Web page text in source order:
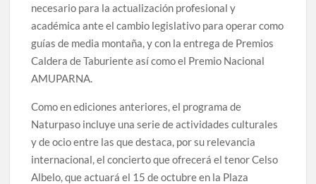
necesario para la actualización profesional y
académica ante el cambio legislativo para operar como
guías de media montaña, y con la entrega de Premios
Caldera de Taburiente así como el Premio Nacional
AMUPARNA.
Como en ediciones anteriores, el programa de
Naturpaso incluye una serie de actividades culturales
y de ocio entre las que destaca, por su relevancia
internacional, el concierto que ofrecerá el tenor Celso
Albelo, que actuará el 15 de octubre en la Plaza